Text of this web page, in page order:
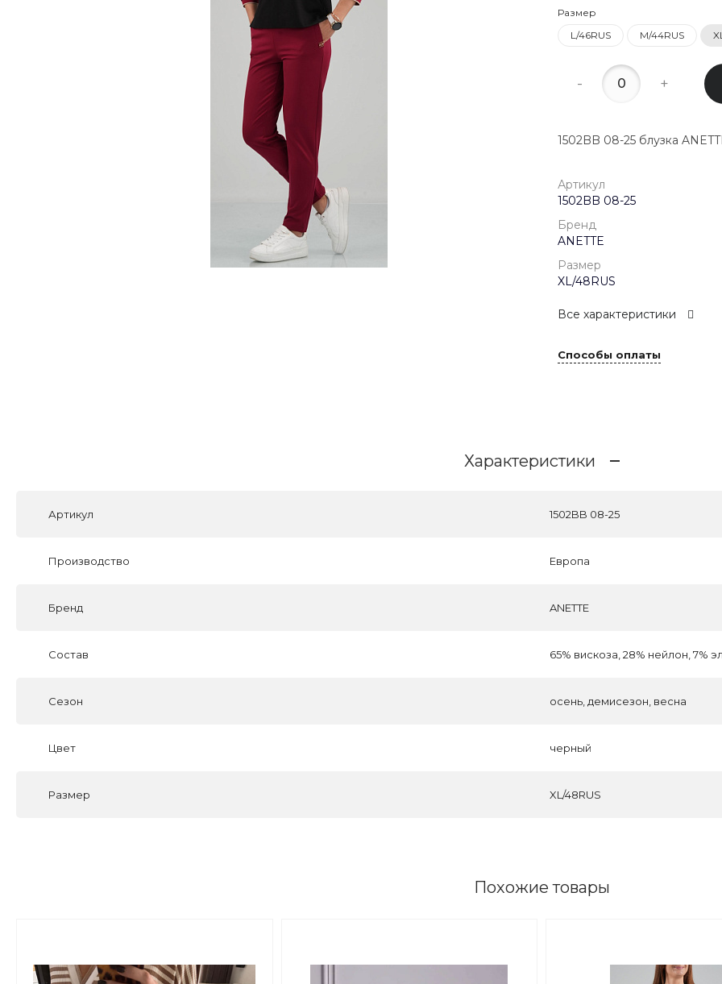
г.
Школьная,
Пн-Пт 09:00 -
Размер
L/46RUS
M/44RUS
- +
1502BB 08-25 блузка
Артикул
1502BB 08-25
Бренд
ANETTE
Размер
XL/48RUS
Все характеристики
Способы оплаты
Характеристики
Артикул 1502BB 08-25
Производство Европа
Бренд ANETTE
Состав 65% вискоза, 28% нейлон, 7%
Сезон осень, демисезон, весна
Цвет черный
Размер XL/48RUS
Похожие товары